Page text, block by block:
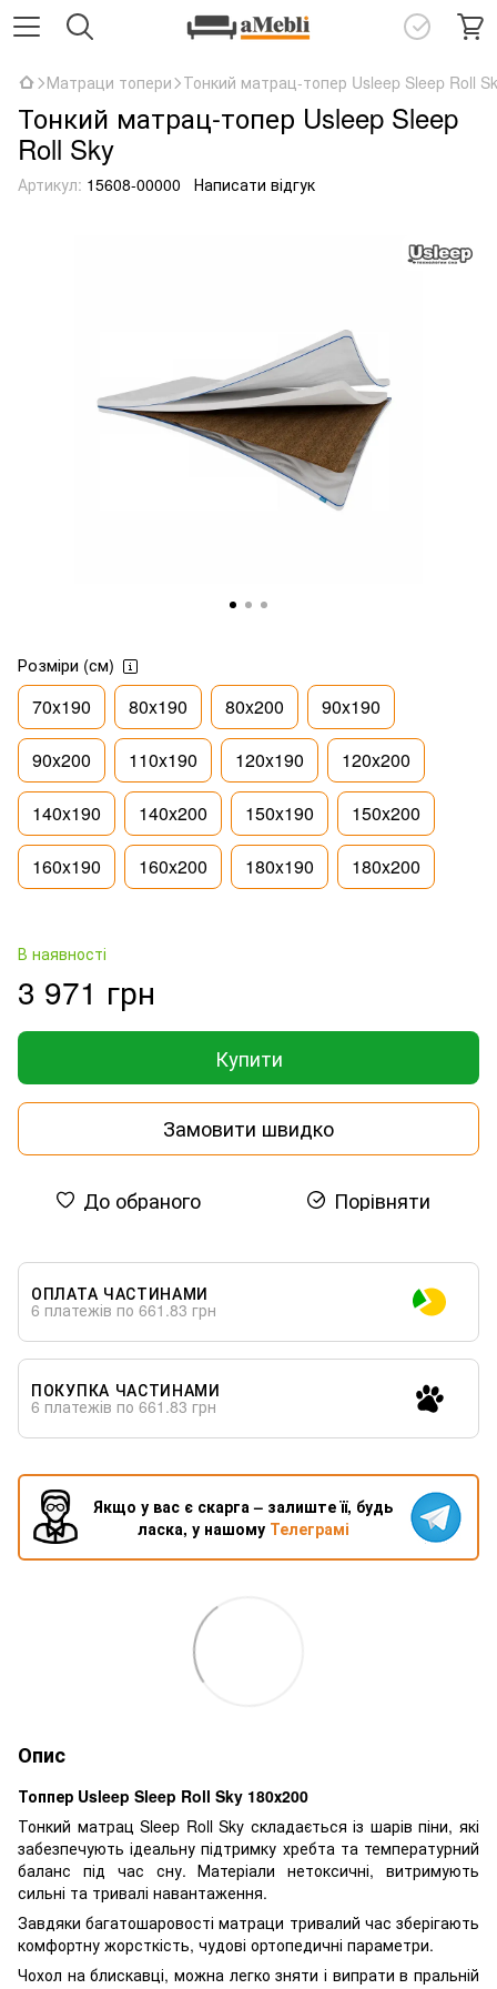
Матраци топери Тонкий матрац-топер Usleep Sleep Roll
Тонкий матрац-топер Usleep Sleep
Roll Sky
Артикул: 15608-00000 Написати відгук
Розміри (см)
70x190 80x190 80x200 90x190
90x200 110x190 120x190 120x200
140x190 140x200 150x190 150x200
160x190 160x200 180x190 180x200
В наявності
3 971 грн
Купити
Замовити швидко
До обраного Порівняти
ОПЛАТА ЧАСТИНАМИ
6 платежів по 661.83 грн
ПОКУПКА ЧАСТИНАМИ
6 платежів по 661.83 грн
Якщо у вас є скарга – залиште її, будь
ласка, у нашому Телеграмі
Опис
Топпер Usleep Sleep Roll Sky 180х200
Тонкий матрац Sleep Roll Sky складається із шарів піни, які
забезпечують ідеальну підтримку хребта та температурний
баланс під час сну. Матеріали нетоксичні, витримують
сильні та тривалі навантаження.
Завдяки багатошаровості матраци тривалий час зберігають
комфортну жорсткість, чудові ортопедичні параметри.
Чохол на блискавці, можна легко зняти і випрати в пральній